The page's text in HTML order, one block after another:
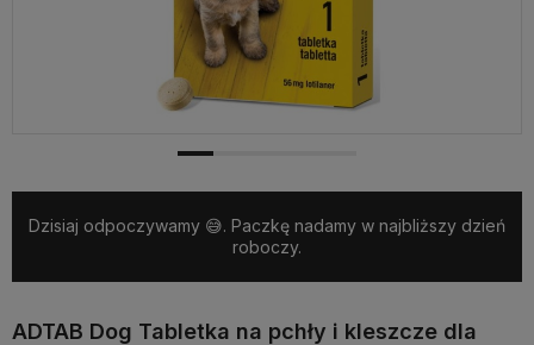
Dzisiaj odpoczywamy 😅. Paczkę nadamy w najbliższy dzień
roboczy.
ADTAB Dog Tabletka na pchły i kleszcze dla